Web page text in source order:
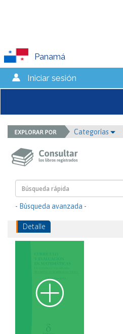
Panamá
Iniciar sesión
Categorías
- Búsqueda avanzada -
Detalle